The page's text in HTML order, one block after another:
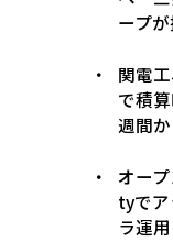
ープ
関電
で積
週間
オー
tyで
ラ運